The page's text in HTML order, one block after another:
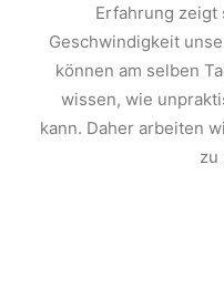
Erfahrung zeigt
Geschwindigkeit
können am selben
wissen, wie
kann. Daher arbeiten
zu